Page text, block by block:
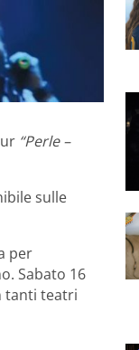
“Perle –
sulle
per
Sabato 16
tanti teatri